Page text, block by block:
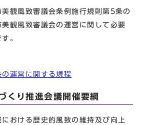
観風致審議会条例施行規則第5条の
観風致審議会の運営に関して必要
。
運営に関する規程
くり推進会議開催要綱
おける歴史的風致の維持及び向上